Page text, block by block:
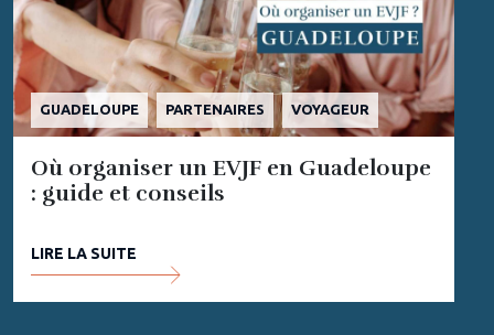
GUADELOUPE PARTENAIRES VOYAGEUR
Où organiser un EVJF en Guadeloupe
: guide et conseils
LIRE LA SUITE